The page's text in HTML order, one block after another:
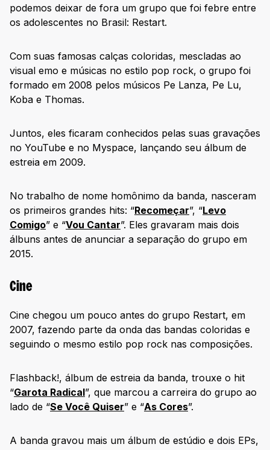
podemos deixar de fora um grupo que foi febre entre
os adolescentes no Brasil: Restart.
Com suas famosas calças coloridas, mescladas ao
visual emo e músicas no estilo pop rock, o grupo foi
formado em 2008 pelos músicos Pe Lanza, Pe Lu,
Koba e Thomas.
Juntos, eles ficaram conhecidos pelas suas gravações
no YouTube e no Myspace, lançando seu álbum de
estreia em 2009.
No trabalho de nome homônimo da banda, nasceram
os primeiros grandes hits: “Recomeçar”, “Levo
Comigo” e “Vou Cantar”. Eles gravaram mais dois
álbuns antes de anunciar a separação do grupo em
2015.
Cine
Cine chegou um pouco antes do grupo Restart, em
2007, fazendo parte da onda das bandas coloridas e
seguindo o mesmo estilo pop rock nas composições.
Flashback!, álbum de estreia da banda, trouxe o hit
“Garota Radical”, que marcou a carreira do grupo ao
lado de “Se Você Quiser” e “As Cores”.
A banda gravou mais um álbum de estúdio e dois EPs,